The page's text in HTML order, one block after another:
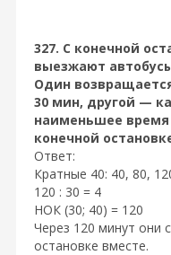
327. С конечной
выезжают
Один
30 мин, другой —
наименьшее время
конечной
Ответ:
Кратные 40: 40, 80,
120 : 30 = 4
НОК (30; 40) = 120
Через 120 минут они
остановке вместе.